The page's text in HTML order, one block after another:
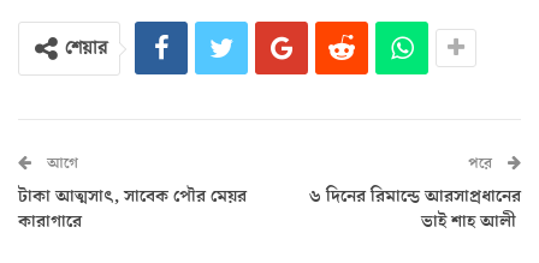
শেয়ার
আগে
টাকা আত্মসাৎ, সাবেক পৌর মেয়র
কারাগারে
পরে
৬ দিনের রিমান্ডে আরসাপ্রধানের
ভাই শাহ আলী